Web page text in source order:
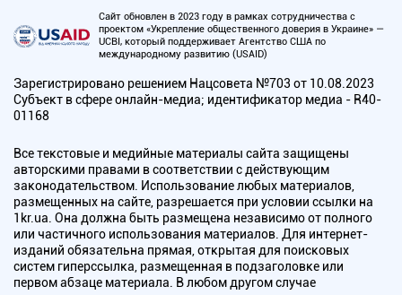
Сайт обновлен в 2023 году в рамках сотрудничества с
проектом «Укрепление общественного доверия в Украине» —
UCBI, который поддерживает Агентство США по
международному развитию (USAID)
Зарегистрировано решением Нацсовета №703 от 10.08.2023
Субъект в сфере онлайн-медиа; идентификатор медиа - R40-
01168
Все текстовые и медийные материалы сайта защищены
авторскими правами в соответствии с действующим
законодательством. Использование любых материалов,
размещенных на сайте, разрешается при условии ссылки на
1kr.ua. Она должна быть размещена независимо от полного
или частичного использования материалов. Для интернет-
изданий обязательна прямая, открытая для поисковых
систем гиперссылка, размещенная в подзаголовке или
первом абзаце материала. В любом другом случае